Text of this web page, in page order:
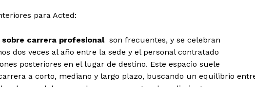
para Acted:
carrera profesional son frecuentes, y se celebran
dos veces al año entre la sede y el personal contratado
posteriores en el lugar de destino. Este espacio suele
a corto, mediano y largo plazo, buscando un equilibrio